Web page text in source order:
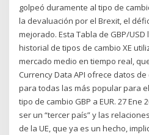
golpeó duramente al tipo de
la devaluación por el Brexit, el
mejorado. Esta Tabla de GBP/
historial de tipos de cambio XE
mercado medio en tiempo real,
Currency Data API ofrece datos
para todas las más popular para
tipo de cambio GBP a EUR. 27 Ene
ser un “tercer país” y las
de la UE, que ya es un hecho,